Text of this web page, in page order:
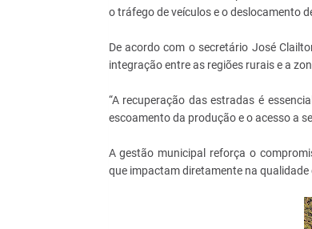
o tráfego de veículos e o deslocamento
De acordo com o secretário José
integração entre as regiões rurais e a
“A recuperação das estradas é
escoamento da produção e o acesso a
A gestão municipal reforça o
que impactam diretamente na qualidade